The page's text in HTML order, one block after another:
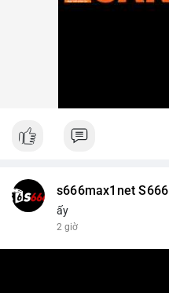
s666max1net S666
ấy
2 giờ